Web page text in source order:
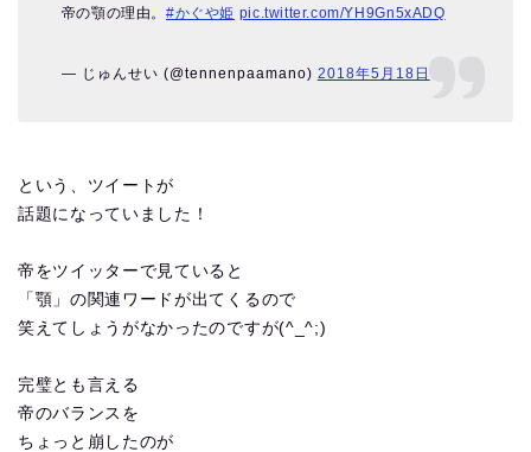
帝の顎の理由。#かぐや姫 pic.twitter.com/YH9Gn5xADQ
— じゅんせい (@tennenpaamano) 2018年5月18日
という、ツイートが
話題になっていました！
帝をツイッターで見ていると
「顎」の関連ワードが出てくるので
笑えてしょうがなかったのですが(^_^;)
完璧とも言える
帝のバランスを
ちょっと崩したのが